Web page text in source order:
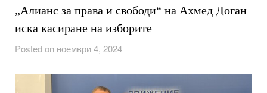
„Алианс за права и свободи“ на Ахмед Доган
иска касиране на изборите
Posted on ноември 4, 2024